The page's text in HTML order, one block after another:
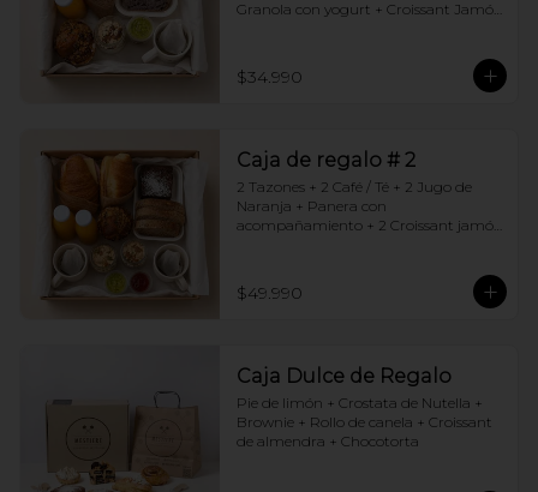
Granola con yogurt + Croissant Jamón
$34.990
Caja de regalo # 2
2 Tazones + 2 Café / Té + 2 Jugo de
Naranja + Panera con
acompañamiento + 2 Croissant jamón
$49.990
Caja Dulce de Regalo
Pie de limón + Crostata de Nutella +
Brownie + Rollo de canela + Croissant
de almendra + Chocotorta